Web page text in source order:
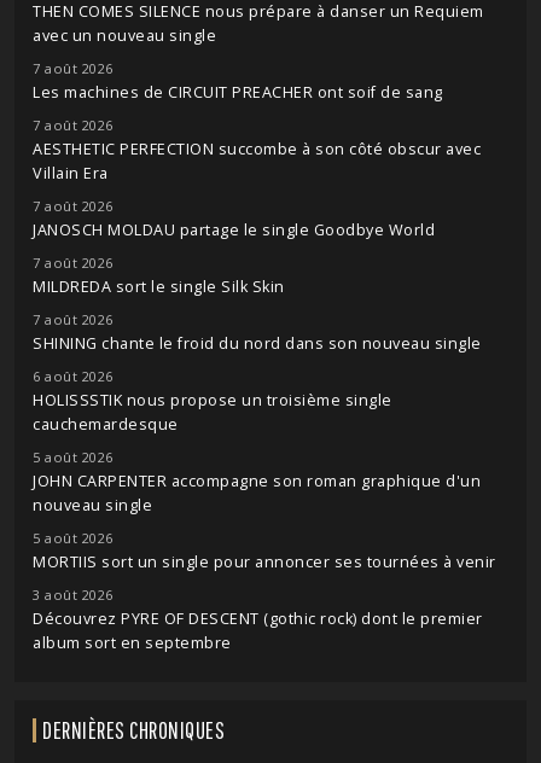
THEN COMES SILENCE nous prépare à danser un Requiem
avec un nouveau single
7 août 2026
Les machines de CIRCUIT PREACHER ont soif de sang
7 août 2026
AESTHETIC PERFECTION succombe à son côté obscur avec
Villain Era
7 août 2026
JANOSCH MOLDAU partage le single Goodbye World
7 août 2026
MILDREDA sort le single Silk Skin
7 août 2026
SHINING chante le froid du nord dans son nouveau single
6 août 2026
HOLISSSTIK nous propose un troisième single
cauchemardesque
5 août 2026
JOHN CARPENTER accompagne son roman graphique d'un
nouveau single
5 août 2026
MORTIIS sort un single pour annoncer ses tournées à venir
3 août 2026
Découvrez PYRE OF DESCENT (gothic rock) dont le premier
album sort en septembre
DERNIÈRES CHRONIQUES